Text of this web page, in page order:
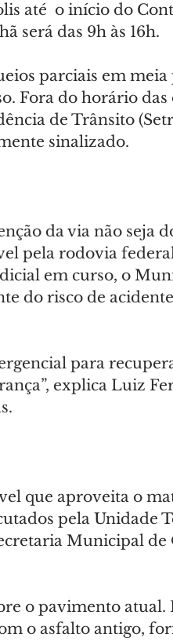
até  o início do
será das 9h às 16h.
parciais em meia
Fora do horário das
de Trânsito
sinalizado.
da via não seja
pela rodovia
em curso, o
do risco de
para
explica Luiz
que aproveita o
pela Unidade
Municipal de
o pavimento atual.
o asfalto antigo,